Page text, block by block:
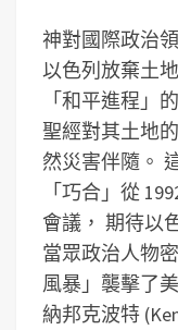
神對國際政治
以色列放棄土
「和平進程」
聖經對其土地
然災害伴隨。
「巧合」從
會議， 期待以
當眾政治人物
風暴」襲擊了
納邦克波特